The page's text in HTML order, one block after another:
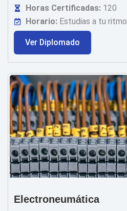
Horas Certificadas:120
Horario:Estudias a tu ritmo
Ver Diplomado
Electroneumática